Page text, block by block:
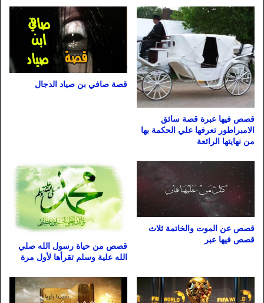
قصص فيها عبرة قصة سائق
الامبراطور تعرفها علي الحكمة بها
من نهايتها الرائعة
قصة صافي بن صياد الدجال
قصص عن الموت والخاتمة ثلاث
قصص فيها عبر
قصص من حياة رسول الله صلي
الله علية وسلم تقرأها لأول مرة